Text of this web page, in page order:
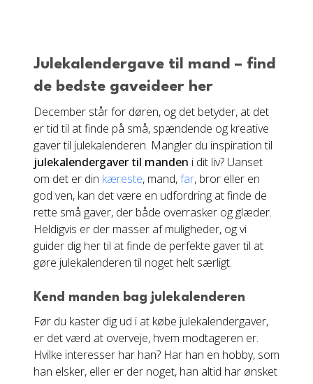
Julekalendergave til mand – find
de bedste gaveideer her
December står for døren, og det betyder, at det
er tid til at finde på små, spændende og kreative
gaver til julekalenderen. Mangler du inspiration til
julekalendergaver til manden i dit liv? Uanset
om det er din kæreste, mand,far, bror eller en
god ven, kan det være en udfordring at finde de
rette små gaver, der både overrasker og glæder.
Heldigvis er der masser af muligheder, og vi
guider dig her til at finde de perfekte gaver til at
gøre julekalenderen til noget helt særligt.
Kend manden bag julekalenderen
Før du kaster dig ud i at købe julekalendergaver,
er det værd at overveje, hvem modtageren er.
Hvilke interesser har han? Har han en hobby, som
han elsker, eller er der noget, han altid har ønsket